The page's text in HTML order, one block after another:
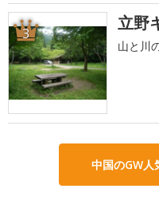
3 立野
山と川
中国のGW人